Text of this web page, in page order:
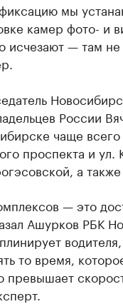
мы
камер фото- и
исчезают — там
России
чаще
проспекта и
а
— это
Ашурков РБК
то время,
превышает